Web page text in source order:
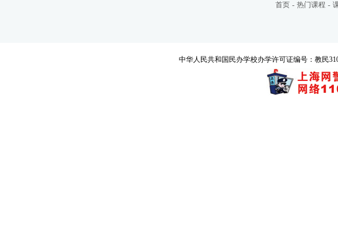
首页 - 热门课程 -
中华人民共和国民办学校办学许可证编号：教民